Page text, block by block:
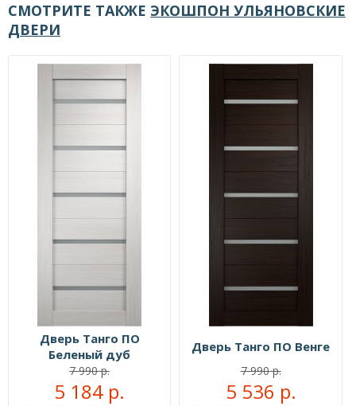
СМОТРИТЕ ТАКЖЕ ЭКОШПОН УЛЬЯНОВСКИЕ
ДВЕРИ
Дверь Танго ПО
Беленый дуб
7 990 р.
5 184 р.
Дверь Танго ПО Венге
7 990 р.
5 536 р.